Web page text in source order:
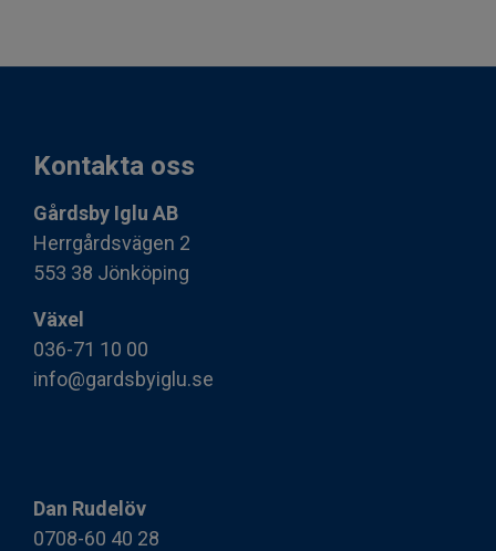
Kontakta oss
Gårdsby Iglu AB
Herrgårdsvägen 2
553 38 Jönköping
Växel
036-71 10 00
info@gardsbyiglu.se
Dan Rudelöv
0708-60 40 28